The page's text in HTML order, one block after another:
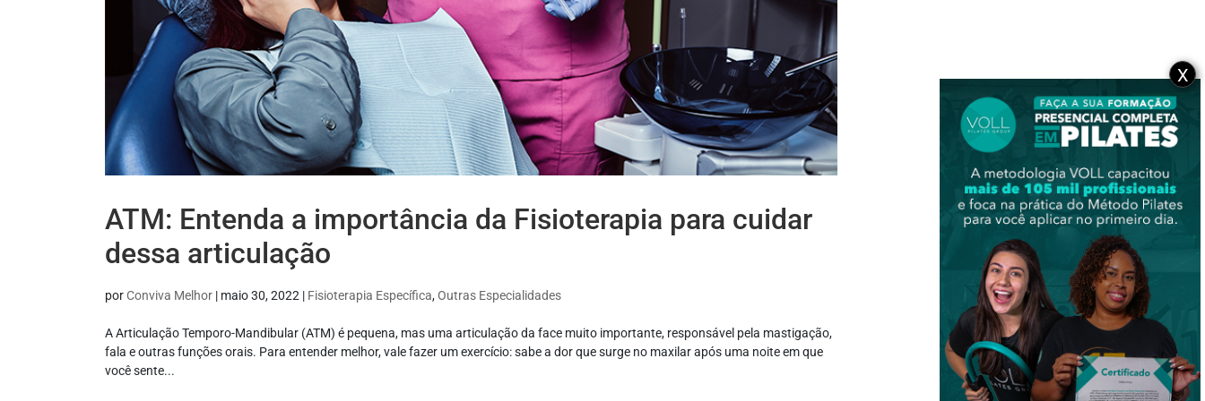
ATM: Entenda a importância da Fisioterapia para cuidar
dessa articulação
porConviva Melhor | maio 30, 2022 | Fisioterapia Específica,Outras Especialidades
A Articulação Temporo-Mandibular (ATM) é pequena, mas uma articulação da face muito importante, responsável pela mastigação,
fala e outras funções orais. Para entender melhor, vale fazer um exercício: sabe a dor que surge no maxilar após uma noite em que
você sente...
X